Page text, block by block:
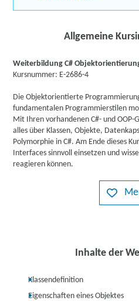
Allgemeine
Weiterbildung C#
Kursnummer: E-2686-4
Die Objektorientierte
fundamentalen Programmierstilen
Mit Ihren vorhandenen C#- und OOP-
alles über Klassen, Objekte,
Polymorphie in C#. Am Ende dieses
Interfaces sinnvoll einsetzen und
reagieren können.
Inhalte der
Klassendefinition
Eigenschaften eines Objektes